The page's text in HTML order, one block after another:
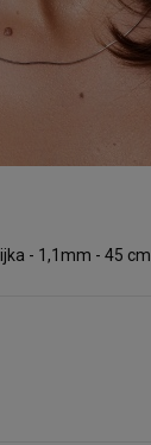
- 1,1mm - 45 cm